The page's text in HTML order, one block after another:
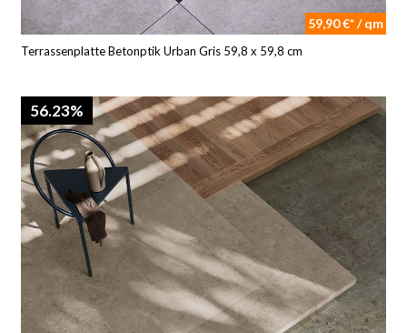
59,90 €* / qm
Terrassenplatte Betonptik Urban Gris 59,8 x 59,8 cm
56.23%